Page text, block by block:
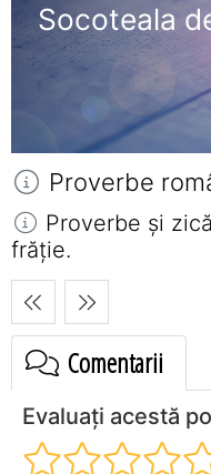
Socoteala
Proverbe
Proverbe și
frăție.
Comentarii
Evaluați acestă